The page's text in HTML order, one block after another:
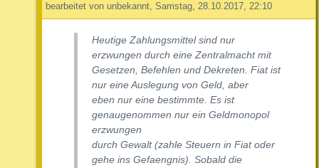
bearbeitet von unbekannt, Samstag, 28.10.2017, 22:10
Heutige Zahlungsmittel sind nur
erzwungen durch eine Zentralmacht mit
Gesetzen, Befehlen und Dekreten. Fiat ist
nur eine Auslegung von Geld, aber
eben nur eine bestimmte. Es ist
genaugenommen nur ein Geldmonopol
erzwungen
durch Gewalt (zahle Steuern in Fiat oder
gehe ins Gefaengnis). Sobald die